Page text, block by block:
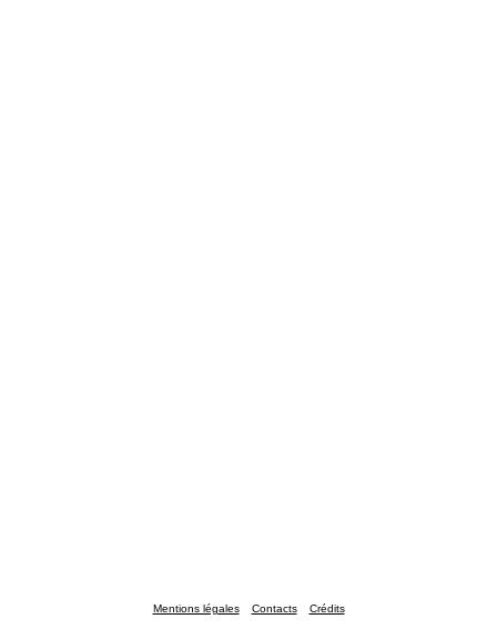
Mentions légales Contacts Crédits